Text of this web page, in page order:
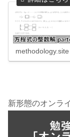
methodology.site
新形態のオンラ